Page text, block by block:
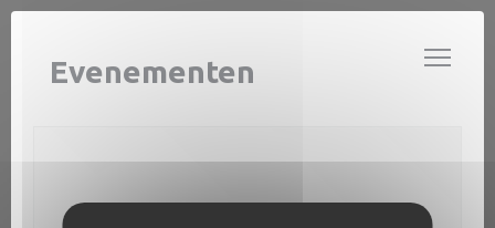
Cookies beheer paneel
LE GARDIAN
Evenementen